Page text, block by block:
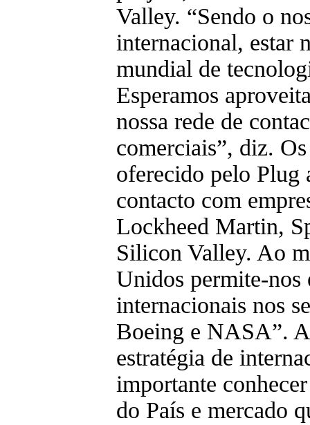
Valley. “Sendo o
internacional, estar
mundial de
Esperamos
nossa rede de
comerciais”, diz.
oferecido pelo Plug
contacto com
Lockheed Martin,
Silicon Valley. Ao
Unidos permite-nos
internacionais nos
Boeing e NASA”.
estratégia de
importante
do País e mercado